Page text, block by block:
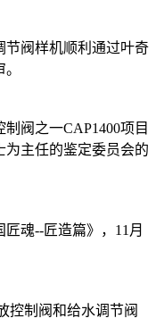
节阀样机顺利通过叶奇
阀之一CAP1400项目
为主任的鉴定委员会的
魂--匠造篇》，11月
控制阀和给水调节阀